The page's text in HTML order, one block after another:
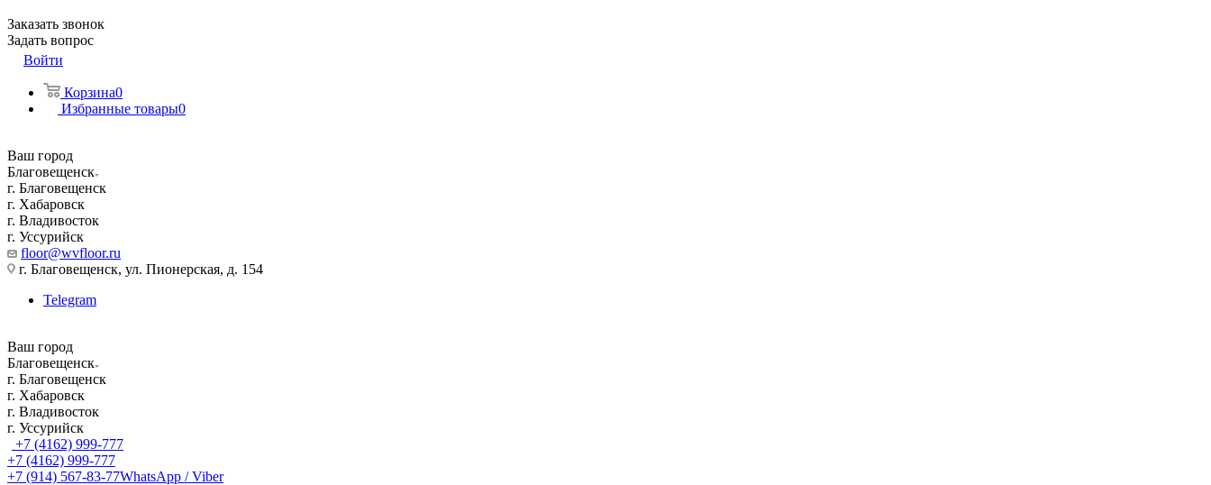
Заказать звонок
Задать вопрос
Войти
Корзина0
Избранные товары0
Ваш город
Благовещенск
г. Благовещенск
г. Хабаровск
г. Владивосток
г. Уссурийск
floor@wvfloor.ru
г. Благовещенск, ул. Пионерская, д. 154
Telegram
Ваш город
Благовещенск
г. Благовещенск
г. Хабаровск
г. Владивосток
г. Уссурийск
+7 (4162) 999-777
+7 (4162) 999-777
+7 (914) 567-83-77WhatsApp / Viber